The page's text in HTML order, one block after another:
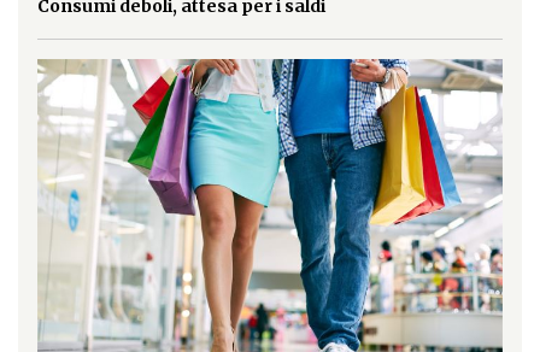
Consumi deboli, attesa per i saldi